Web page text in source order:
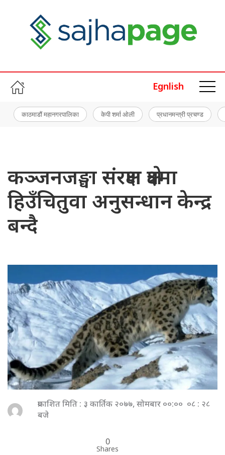
Egnlish
काठमाडौं महानगरपालिका केपी शर्मा ओली प्रधानमन्त्री प्रचण्ड
कञ्जनजङ्घा संरक्षण क्षेत्रमा
हिउँचितुवा अनुसन्धान केन्द्र
बन्दै
प्रकाशित मिति : ३ कार्तिक २०७७, सोमबार ००:०० ०८ : २८
बजे
0
Shares